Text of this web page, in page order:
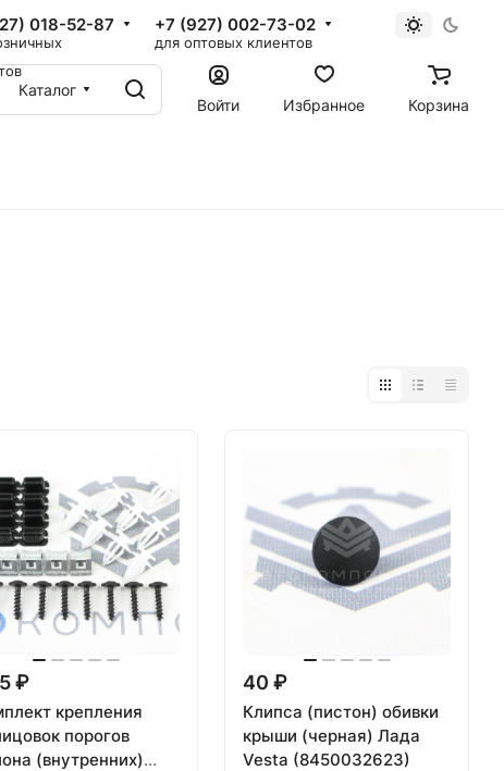
018-52-87 +7 (927) 002-73-02
для оптовых клиентов
Каталог
Войти
Избранное Корзина
₽
крепления
порогов
(внутренних)
40 ₽
Клипса (пистон) обивки
крыши (черная) Лада
Vesta (8450032623)